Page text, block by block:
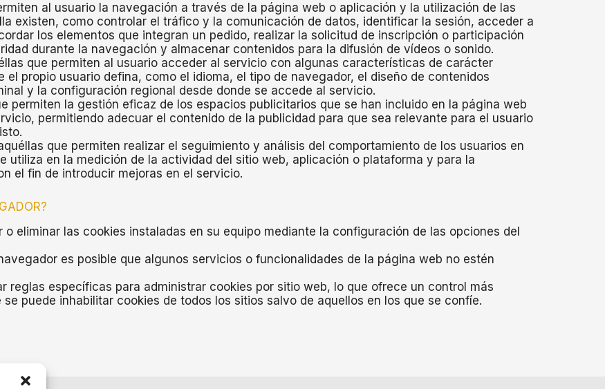
al usuario la navegación a través de la página web o aplicación y la utilización de las
existen, como controlar el tráfico y la comunicación de datos, identificar la sesión, acceder a
los elementos que integran un pedido, realizar la solicitud de inscripción o participación
durante la navegación y almacenar contenidos para la difusión de vídeos o sonido.
que permiten al usuario acceder al servicio con algunas características de carácter
el propio usuario defina, como el idioma, el tipo de navegador, el diseño de contenidos
y la configuración regional desde donde se accede al servicio.
permiten la gestión eficaz de los espacios publicitarios que se han incluido en la página web
permitiendo adecuar el contenido de la publicidad para que sea relevante para el usuario
que permiten realizar el seguimiento y análisis del comportamiento de los usuarios en
utiliza en la medición de la actividad del sitio web, aplicación o plataforma y para la
el fin de introducir mejoras en el servicio.
eliminar las cookies instaladas en su equipo mediante la configuración de las opciones del
es posible que algunos servicios o funcionalidades de la página web no estén
reglas específicas para administrar cookies por sitio web, lo que ofrece un control más
puede inhabilitar cookies de todos los sitios salvo de aquellos en los que se confíe.